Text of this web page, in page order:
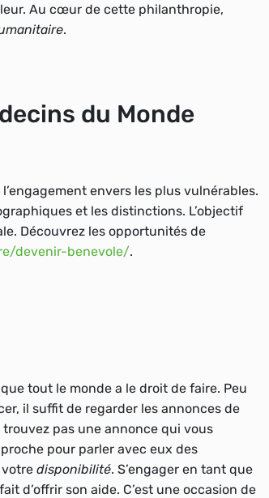
. Au cœur de cette philanthropie,
.
du Monde
envers les plus vulnérables.
et les distinctions. L’objectif
. Découvrez les opportunités de
devenir-benevole/.
tout le monde a le droit de faire. Peu
il suffit de regarder les annonces de
trouvez pas une annonce qui vous
pour parler avec eux des
disponibilité. S’engager en tant que
d’offrir son aide. C’est une occasion de